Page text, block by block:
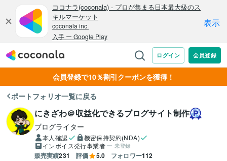
会員登録で10％割引クーポンを獲得！
ポートフォリオ一覧に戻る
にきざわ＠収益化できるブログサイト制作
ブログライター
本人確認
機密保持契約(NDA)
インボイス発行事業者
未登録
販売実績231 評価 5.0 フォロワー112